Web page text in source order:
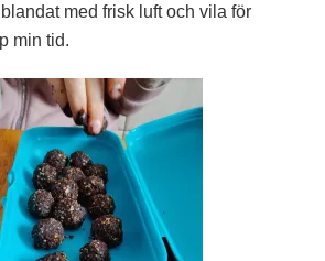
med frisk luft och vila för
min tid.